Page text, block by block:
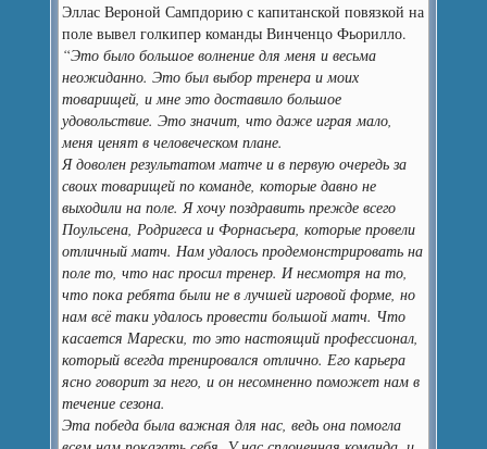
Эллас Вероной Сампдорию с капитанской повязкой на
поле вывел голкипер команды Винченцо Фьорилло.
“Это было большое волнение для меня и весьма
неожиданно. Это был выбор тренера и моих
товарищей, и мне это доставило большое
удовольствие. Это значит, что даже играя мало,
меня ценят в человеческом плане.
Я доволен результатом матче и в первую очередь за
своих товарищей по команде, которые давно не
выходили на поле. Я хочу поздравить прежде всего
Поульсена, Родригеса и Форнасьера, которые провели
отличный матч. Нам удалось продемонстрировать на
поле то, что нас просил тренер. И несмотря на то,
что пока ребята были не в лучшей игровой форме, но
нам всё таки удалось провести большой матч. Что
касается Марески, то это настоящий профессионал,
который всегда тренировался отлично. Его карьера
ясно говорит за него, и он несомненно поможет нам в
течение сезона.
Эта победа была важная для нас, ведь она помогла